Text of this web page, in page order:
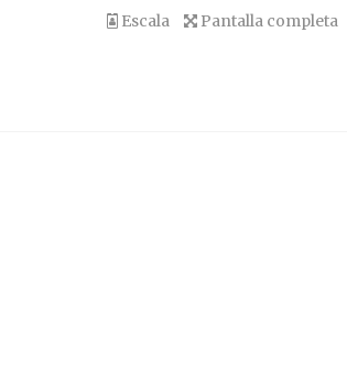
Escala Pantalla completa